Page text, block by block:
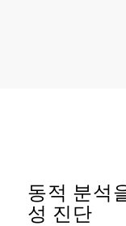
동적 분석
성 진단